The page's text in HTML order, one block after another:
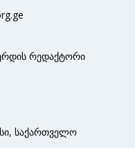
რედაქტორი
საქართველო